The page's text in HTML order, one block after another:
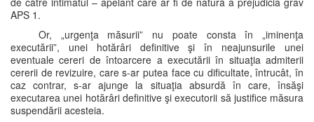
APS 1.
Or, „urgenţa măsurii” nu poate consta în „iminenţa
executării”, unei hotărâri definitive şi în neajunsurile unei
eventuale cereri de întoarcere a executării în situaţia admiterii
cererii de revizuire, care s-ar putea face cu dificultate, întrucât, în
caz contrar, s-ar ajunge la situaţia absurdă în care, însăşi
executarea unei hotărâri definitive şi executorii să justifice măsura
suspendării acesteia.